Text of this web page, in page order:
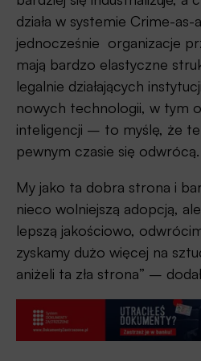
działa w systemie Crime-as-
jednocześnie organizacje
mają bardzo elastyczne
legalnie działających
nowych technologii, w tym
inteligencji – to myślę, że
pewnym czasie się odwrócą.
My jako ta dobra strona i
nieco wolniejszą adopcją,
lepszą jakościowo,
zyskamy dużo więcej na
aniżeli ta zła strona” –